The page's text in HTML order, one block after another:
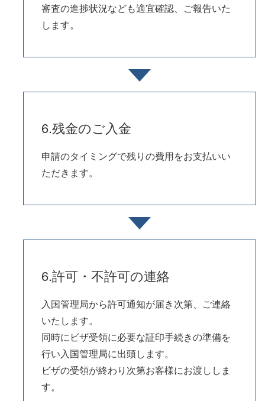
審査の進捗状況なども適宜確認、ご報告いた
します。
6.残金のご入金
申請のタイミングで残りの費用をお支払いい
ただきます。
6.許可・不許可の連絡
入国管理局から許可通知が届き次第、ご連絡
いたします。
同時にビザ受領に必要な証印手続きの準備を
行い入国管理局に出頭します。
ビザの受領が終わり次第お客様にお渡ししま
す。